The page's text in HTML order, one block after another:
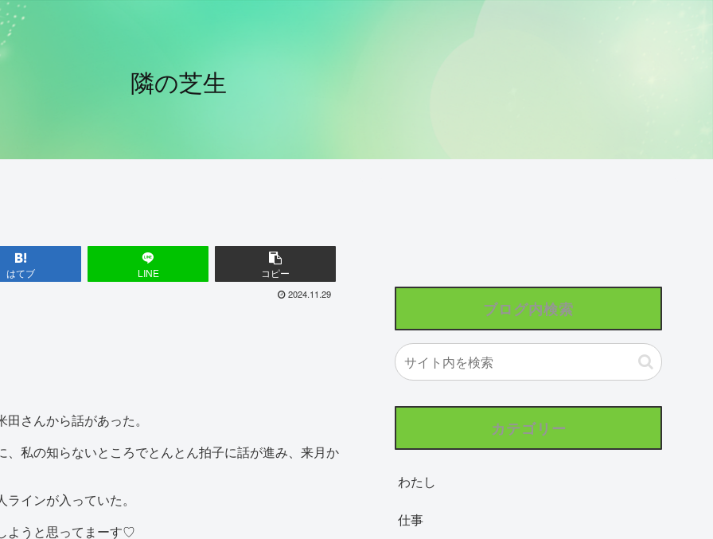
隣の芝生
はてブ LINE コピー
2024.11.29
さんから話があった。
私の知らないところでとんとん拍子に話が進み、来月か
インが入っていた。
ようと思ってまーす♡
ブログ内検索
カテゴリー
わたし
仕事